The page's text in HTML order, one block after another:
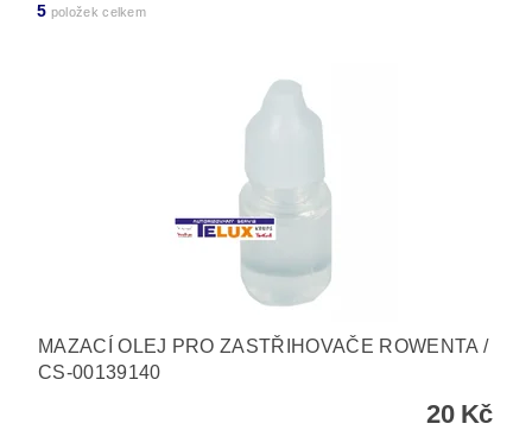
5 položek celkem
MAZACÍ OLEJ PRO ZASTŘIHOVAČE ROWENTA /
CS-00139140
20 Kč